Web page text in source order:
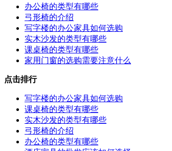
办公椅的类型有哪些
弓形椅的介绍
写字楼的办公家具如何选购
实木沙发的类型有哪些
课桌椅的类型有哪些
家用门窗的选购需要注意什么
点击排行
写字楼的办公家具如何选购
课桌椅的类型有哪些
实木沙发的类型有哪些
弓形椅的介绍
办公椅的类型有哪些